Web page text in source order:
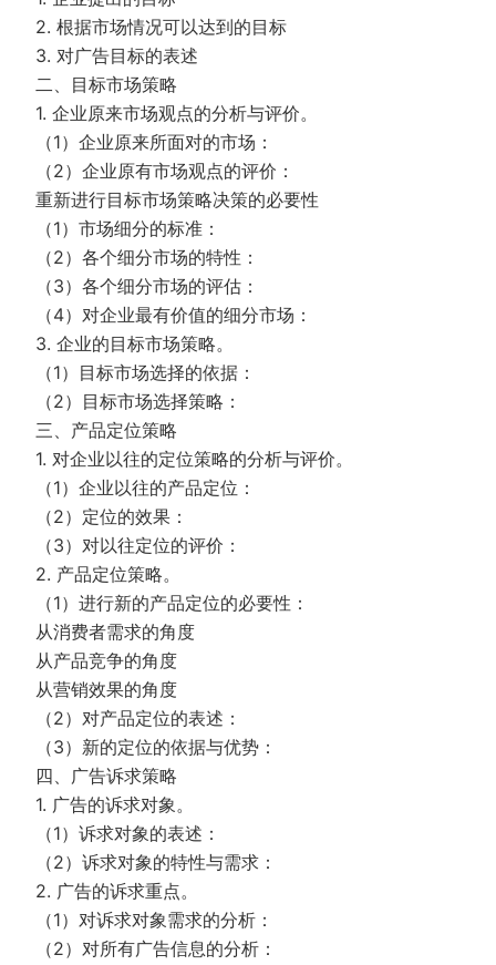
2. 根据市场情况可以达到的目标
3. 对广告目标的表述
二、目标市场策略
1. 企业原来市场观点的分析与评价。
（1）企业原来所面对的市场：
（2）企业原有市场观点的评价：
重新进行目标市场策略决策的必要性
（1）市场细分的标准：
（2）各个细分市场的特性：
（3）各个细分市场的评估：
（4）对企业最有价值的细分市场：
3. 企业的目标市场策略。
（1）目标市场选择的依据：
（2）目标市场选择策略：
三、产品定位策略
1. 对企业以往的定位策略的分析与评价。
（1）企业以往的产品定位：
（2）定位的效果：
（3）对以往定位的评价：
2. 产品定位策略。
（1）进行新的产品定位的必要性：
从消费者需求的角度
从产品竞争的角度
从营销效果的角度
（2）对产品定位的表述：
（3）新的定位的依据与优势：
四、广告诉求策略
1. 广告的诉求对象。
（1）诉求对象的表述：
（2）诉求对象的特性与需求：
2. 广告的诉求重点。
（1）对诉求对象需求的分析：
（2）对所有广告信息的分析：